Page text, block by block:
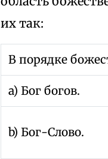
их так:
В порядке
a) Бог богов.
b) Бог-Слово.